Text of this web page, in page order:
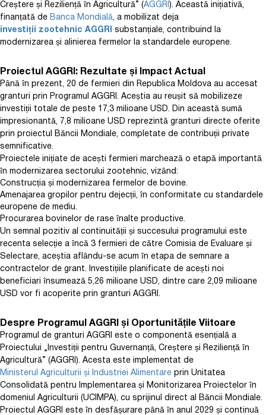
Creștere și Reziliență în Agricultură” (AGGRI ). Această inițiativă,
finanțată de Banca Mondială, a mobilizat deja
investiții zootehnic AGGRI
substanțiale, contribuind la
modernizarea și alinierea fermelor la standardele europene.
Proiectul AGGRI: Rezultate și Impact Actual
Până în prezent, 20 de fermieri din Republica Moldova au accesat
granturi prin Programul AGGRI. Aceștia au reușit să mobilizeze
investiții totale de peste 17,3 milioane USD. Din această sumă
impresionantă, 7,8 milioane USD reprezintă granturi directe oferite
prin proiectul Băncii Mondiale, completate de contribuții private
semnificative.
Proiectele inițiate de acești fermieri marchează o etapă importantă
în modernizarea sectorului zootehnic, vizând:
Construcția și modernizarea fermelor de bovine.
Amenajarea gropilor pentru dejecții, în conformitate cu standardele
europene de mediu.
Procurarea bovinelor de rase înalte productive.
Un semnal pozitiv al continuității și succesului programului este
recenta selecție a încă 3 fermieri de către Comisia de Evaluare și
Selectare, aceștia aflându-se acum în etapa de semnare a
contractelor de grant. Investițiile planificate de acești noi
beneficiari însumează 5,26 milioane USD, dintre care 2,09 milioane
USD vor fi acoperite prin granturi AGGRI.
Despre Programul AGGRI și Oportunitățile Viitoare
Programul de granturi AGGRI este o componentă esențială a
Proiectului „Investiții pentru Guvernanță, Creștere și Reziliență în
Agricultură” (AGGRI). Acesta este implementat de
Ministerul Agriculturii și Industriei Alimentare prin Unitatea
Consolidată pentru Implementarea și Monitorizarea Proiectelor în
domeniul Agriculturii (UCIMPA), cu sprijinul direct al Băncii Mondiale.
Proiectul AGGRI este în desfășurare până în anul 2029 și continuă